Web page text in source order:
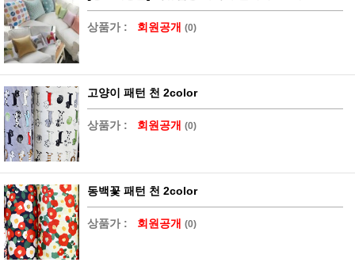
상품가 : 회원공개 (0)
고양이 패턴 천 2color
상품가 : 회원공개 (0)
동백꽃 패턴 천 2color
상품가 : 회원공개 (0)